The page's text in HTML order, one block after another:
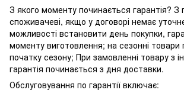
З якого моменту починається гарантія? З
споживачеві, якщо у договорі немає
можливості встановити день покупки,
моменту виготовлення; на сезонні товари
початку сезону; При замовленні товару з
гарантія починається з дня доставки.
Обслуговування по гарантії включає: